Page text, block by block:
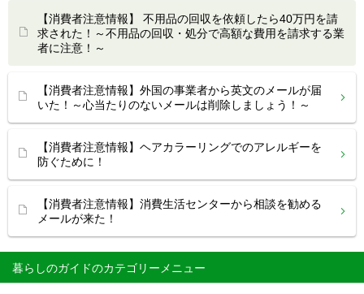
暮らしのガイド
【消費者注意情報】 不用品の回収を依頼したら40万円を請
求された！～不用品の回収・処分で高額な費用を請求する業
者に注意！～
【消費者注意情報】外国の事業者から英文のメールが届
いた！～心当たりのないメールは削除しましょう！～
【消費者注意情報】ヘアカラーリングでのアレルギーを
防ぐために！
【消費者注意情報】消費生活センターから相談を勧める
メールが来た！